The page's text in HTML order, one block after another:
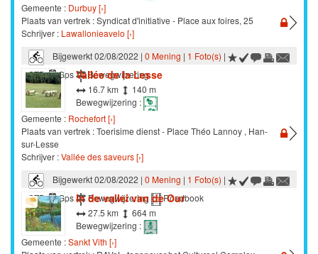
Gemeente : Durbuy [›]
Plaats van vertrek : Syndicat d'initiative - Place aux foires, 25
Schrijver : Lawallonieavelo [›]
Bijgewerkt 02/08/2022 | 0 Mening | 1 Foto(s) |
STB
Gps Bewegwijzering
Vallée de la Lesse
16.7 km
140 m
Bewegwijzering :
Gemeente : Rochefort [›]
Plaats van vertrek : Toerisime dienst - Place Théo Lannoy , Han-
sur-Lesse
Schrijver :Vallée des saveurs [›]
Bijgewerkt 02/08/2022 | 0 Mening | 1 Foto(s) |
STB
Gps Bewegwijzering Roadbook
In de vallei van de Our
27.5 km
664 m
Bewegwijzering :
Gemeente :Sankt Vith [›]